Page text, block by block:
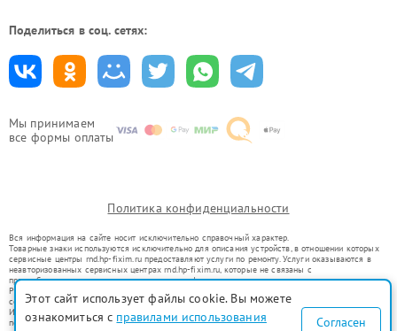
Мы принимаем
все формы оплаты
Поделиться в соц. сетях:
Политика конфиденциальности
Вся информация на сайте носит исключительно справочный характер.
Товарные знаки используются исключительно для описания устройств, в отношении которых
сервисные центры rnd.hp-fixim.ru предоставляют услуги по ремонту. Услуги оказываются в
неавторизованных сервисных центрах rnd.hp-fixim.ru, которые не связаны с
правообладателями товарных знаков или их официальными представителями.
Ремонт осуществляется для устройств, уже введенных в гражданский оборот в соответствии
со статьей 1487 ГК РФ.
Использование товарных знаков не преследует цели индивидуализации услуг или введения
потребителей в заблуждение, а служит для информирования о предоставляемых услугах по
Этот сайт использует файлы cookie. Вы можете
ознакомиться с правилами использования
Согласен